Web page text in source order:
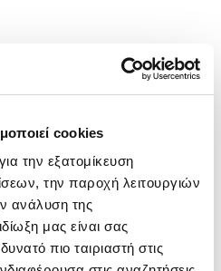
cookies
την εξατομίκευση
την παροχή λειτουργιών
ανάλυση της
μας είναι σας
πιο ταιριαστή στις